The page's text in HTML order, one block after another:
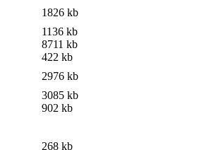
1826 kb
1136 kb
8711 kb
422 kb
2976 kb
3085 kb
902 kb
268 kb